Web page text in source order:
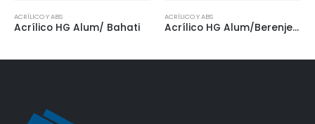
ACRÍLICO Y ABS
Acrílico HG Alum/ Bahati
ACRÍLICO Y ABS
Acrílico HG Alum/Berenjena